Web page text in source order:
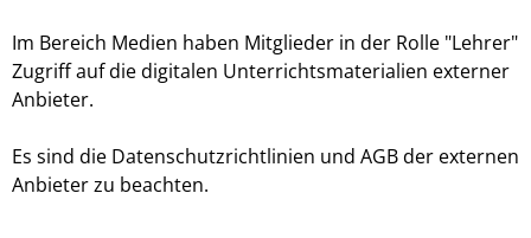
Im Bereich Medien haben Mitglieder in der Rolle "Lehrer"
Zugriff auf die digitalen Unterrichtsmaterialien externer
Anbieter.
Es sind die Datenschutzrichtlinien und AGB der externen
Anbieter zu beachten.